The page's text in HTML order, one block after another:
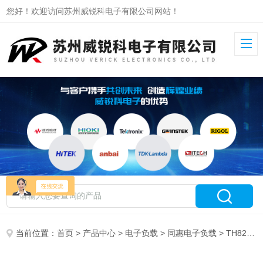
您好！欢迎访问苏州威锐科电子有限公司网站！
当前位置：首页 > 产品中心 > 电子负载 > 同惠电子负载 > TH8204B可编程直流电子负载